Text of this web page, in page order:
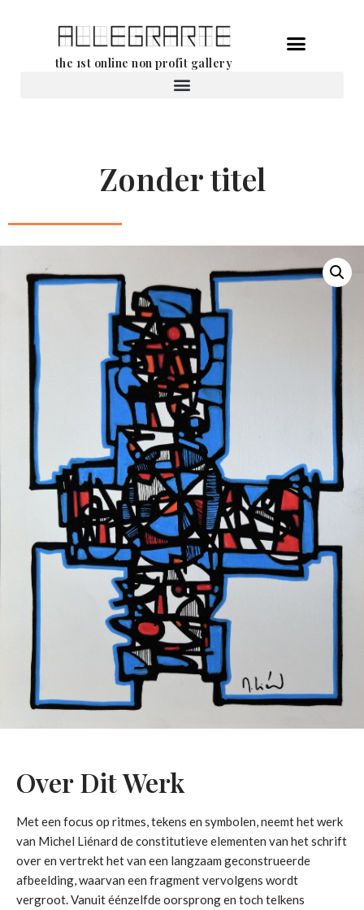
the 1st online non profit gallery
Zonder titel
Over Dit Werk
Met een focus op ritmes, tekens en symbolen, neemt het werk
van Michel Liénard de constitutieve elementen van het schrift
over en vertrekt het van een langzaam geconstrueerde
afbeelding, waarvan een fragment vervolgens wordt
vergroot. Vanuit éénzelfde oorsprong en toch telkens